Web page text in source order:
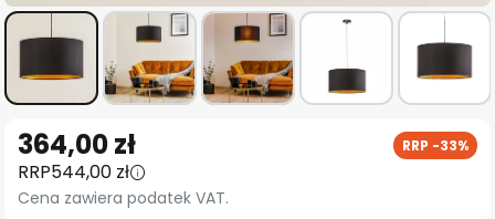
na
początek
galerii
364,00 zł RRP -33%
RRP544,00 zł
Cena zawiera podatek VAT.